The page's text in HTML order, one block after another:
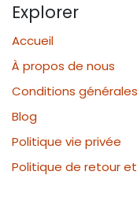
Explorer
Accueil
À propos de nous
Conditions
Blog
Politique vie privée
Politique de retour